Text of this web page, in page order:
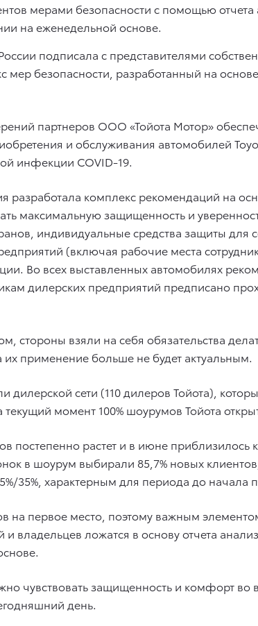
мерами безопасности с помощью
на еженедельной основе.
подписала с представителями
мер безопасности, разработанный на
партнеров ООО «Тойота Мотор»
и обслуживания автомобилей
инфекции COVID-19.
разработала комплекс рекомендаций на
максимальную защищенность и
индивидуальные средства защиты для
(включая рабочие места
Во всех выставленных автомобилях
дилерских предприятий предписано
стороны взяли на себя обязательства
применение больше не будет актуальным.
дилерской сети (110 дилеров Тойота),
момент 100% шоурумов Тойота
постепенно растет и в июне
в шоурум выбирали 85,7% новых
35%, характерным для периода до начала
на первое место, поэтому важным
владельцев ложатся в основу отчета
чувствовать защищенность и комфорт
день.